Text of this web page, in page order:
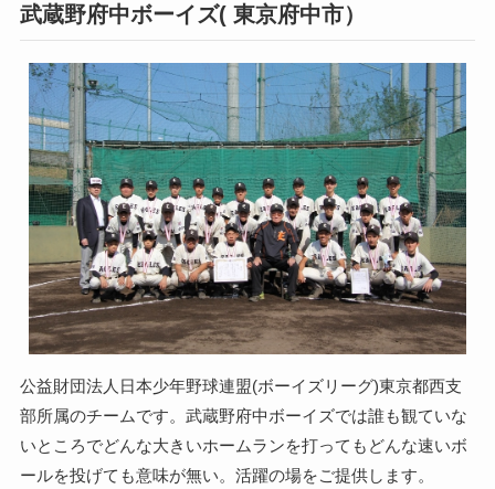
武蔵野府中ボーイズ( 東京府中市）
公益財団法人日本少年野球連盟(ボーイズリーグ)東京都西支
部所属のチームです。武蔵野府中ボーイズでは誰も観ていな
いところでどんな大きいホームランを打ってもどんな速いボ
ールを投げても意味が無い。活躍の場をご提供します。